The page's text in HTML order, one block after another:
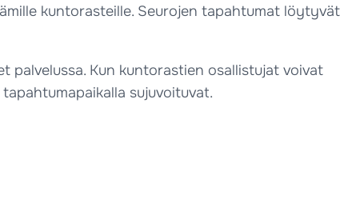
kuntorasteille. Seurojen tapahtumat löytyvät
palvelussa. Kun kuntorastien osallistujat voivat
sujuvoituvat.